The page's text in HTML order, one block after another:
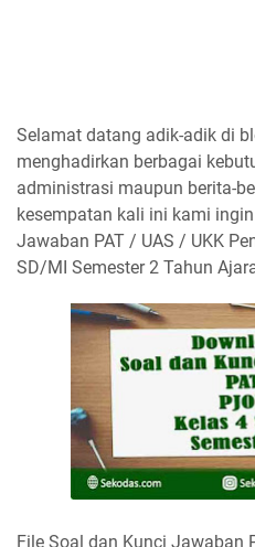
Selamat datang adik-adik di
menghadirkan berbagai
administrasi maupun berita-
kesempatan kali ini kami
Jawaban PAT / UAS / UKK
SD/MI Semester 2 Tahun
File Soal dan Kunci Jawaban